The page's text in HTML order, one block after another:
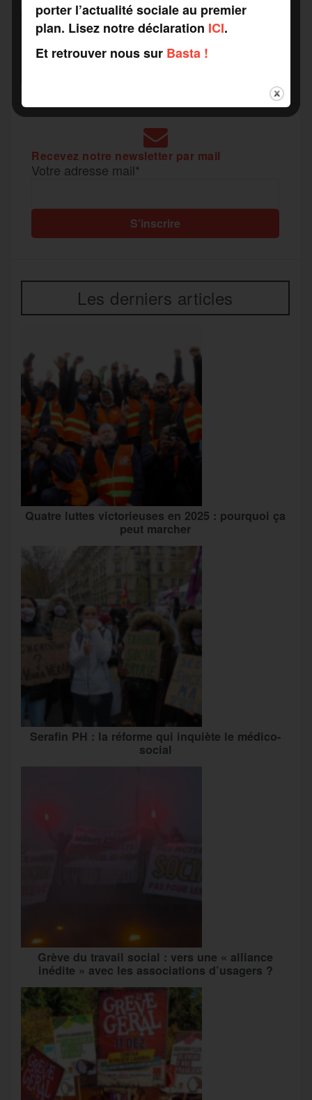
o r e
a
g
SOUTENEZ
RAPPORTS DE FORCE
Recevez notre newsletter par mail
Votre adresse mail*
Les derniers articles
Quatre luttes victorieuses en 2025 : pourquoi ça
peut marcher
Serafin PH : la réforme qui inquiète le médico-
social
Grève du travail social : vers une « alliance
inédite » avec les associations d’usagers ?
porter l’actualité sociale au premier
plan. Lisez notre déclaration ICI.
Et retrouver nous sur Basta !